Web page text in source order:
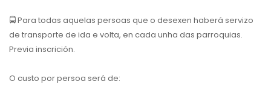
🚍Para todas aquelas persoas que o desexen haberá servizo
de transporte de ida e volta, en cada unha das parroquias.
Previa inscrición.
O custo por persoa será de: